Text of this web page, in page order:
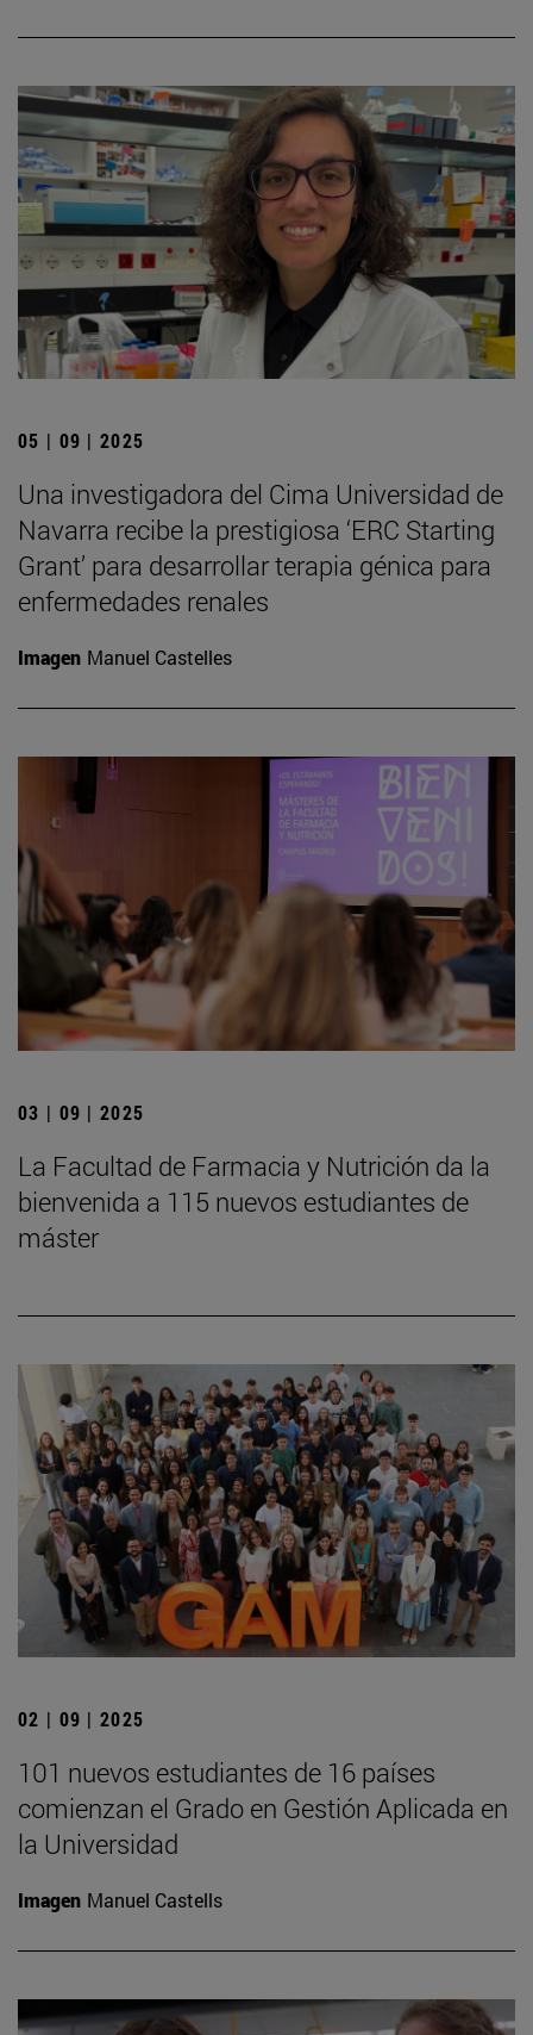
05 | 09 | 2025
Una investigadora del Cima Universidad de
Navarra recibe la prestigiosa ‘ERC Starting
Grant’ para desarrollar terapia génica para
enfermedades renales
Imagen Manuel Castelles
03 | 09 | 2025
La Facultad de Farmacia y Nutrición da la
bienvenida a 115 nuevos estudiantes de
máster
02 | 09 | 2025
101 nuevos estudiantes de 16 países
comienzan el Grado en Gestión Aplicada en
la Universidad
Imagen Manuel Castells